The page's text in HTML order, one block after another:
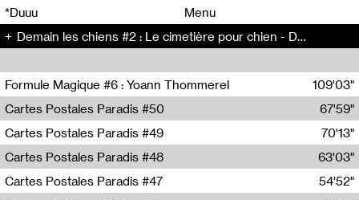
*Duuu
Menu
Demain les chiens #2 : Le cimetière pour chien - Demain les chiens (2)
Formule Magique #6 : Yoann Thommerel
Nathalie Lacroix,Yoann Thommerel
109'03"
Cartes Postales Paradis #50
Zoé Leroux
67'59"
Cartes Postales Paradis #49
Aurore Portales
70'13"
Cartes Postales Paradis #48
Mathias Dupaquier
63'03"
Cartes Postales Paradis #47
54'52"
00 00
00 00